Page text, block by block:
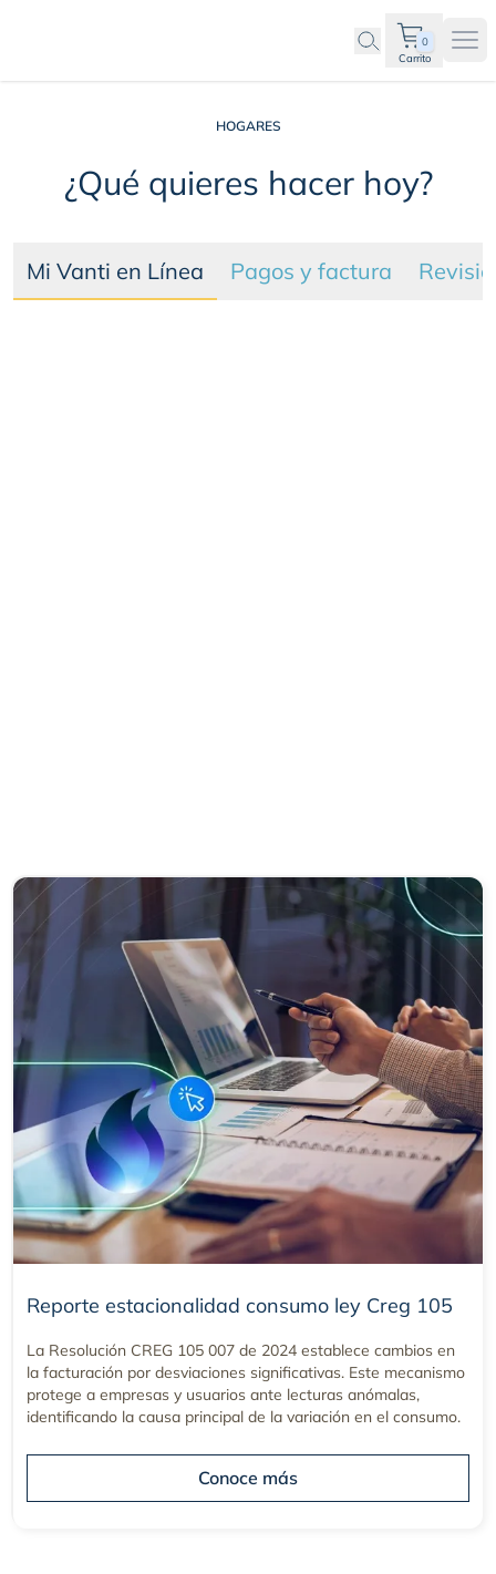
0
Carrito
HOGARES
¿Qué quieres hacer hoy?
Mi Vanti en Línea Pagos y factura
Reporte estacionalidad consumo ley Creg 105
La Resolución CREG 105 007 de 2024 establece cambios en
la facturación por desviaciones significativas. Este mecanismo
protege a empresas y usuarios ante lecturas anómalas,
identificando la causa principal de la variación en el consumo.
Conoce más